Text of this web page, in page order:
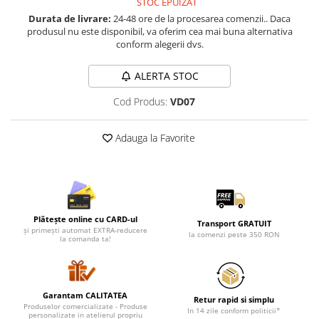
Cadouri Cuplu
Pijamale de CRACIUN
Halate si capoate
Halate si pijamale Family
Seturi elegante femei
Umbrele
Pijamale BIG SIZE femei
Tricouri de craciun
Durata de livrare: 24-48 ore de la procesarea comenzii.. Daca
produsul nu este disponibil, va oferim cea mai buna alternativa
conform alegerii dvs.
ALERTA STOC
Cod Produs: VD07
Adauga la Favorite
Plătește online cu CARD-ul
și primești automat EXTRA-reducere
la comanda ta!
Transport GRATUIT
la comenzi peste 350 RON
Garantam CALITATEA
Produselor comercializate - Produse
personalizate in atelierul propriu
Retur rapid si simplu
In 14 zile conform politicii*